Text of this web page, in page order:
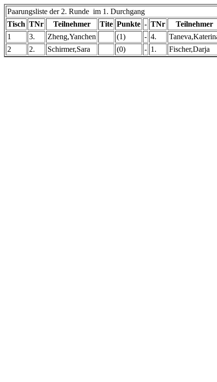
Paarungsliste der 2. Runde im 1. Durchgang
Tisch TNr Teilnehmer Tite Punkte - TNr
Teilnehmer
1
3. Zheng,Yanchen (1) - 4.
2
2. Schirmer,Sara (0) - 1. Fischer,Darja